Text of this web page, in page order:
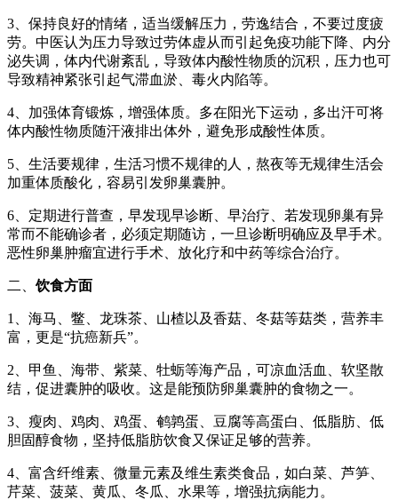
3、保持良好的情绪，适当缓解压力，劳逸结合，不要过度疲
劳。中医认为压力导致过劳体虚从而引起免疫功能下降、内分
泌失调，体内代谢紊乱，导致体内酸性物质的沉积，压力也可
导致精神紧张引起气滞血淤、毒火内陷等。
4、加强体育锻炼，增强体质。多在阳光下运动，多出汗可将
体内酸性物质随汗液排出体外，避免形成酸性体质。
5、生活要规律，生活习惯不规律的人，熬夜等无规律生活会
加重体质酸化，容易引发卵巢囊肿。
6、定期进行普查，早发现早诊断、早治疗、若发现卵巢有异
常而不能确诊者，必须定期随访，一旦诊断明确应及早手术。
恶性卵巢肿瘤宜进行手术、放化疗和中药等综合治疗。
二、饮食方面
1、海马、鳖、龙珠茶、山楂以及香菇、冬菇等菇类，营养丰
富，更是“抗癌新兵”。
2、甲鱼、海带、紫菜、牡蛎等海产品，可凉血活血、软坚散
结，促进囊肿的吸收。这是能预防卵巢囊肿的食物之一。
3、瘦肉、鸡肉、鸡蛋、鹌鹑蛋、豆腐等高蛋白、低脂肪、低
胆固醇食物，坚持低脂肪饮食又保证足够的营养。
4、富含纤维素、微量元素及维生素类食品，如白菜、芦笋、
芹菜、菠菜、黄瓜、冬瓜、水果等，增强抗病能力。